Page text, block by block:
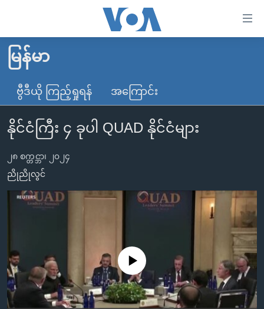
လွယ်ကူ
စေ
သည့်
Link
များ
ပင်မ
အကြောင်းအရာ
ပင်မ
အ
ညွန်း
စာမျက်နှာ
မူလစာမျက်နှာ
မြန်မာ
ကမ္ဘာ့သတင်းများ
နိုင်ငံတကာ
တရုတ်
အစ္စရေး-ပါလက်စတိုင်း
ဗွီဒီယို
ရပ်ဝန်းတခု လမ်းတခု အလွန်
အင်္ဂလိပ်စာလေ့လာမယ်
အမေရိကန်သုံးအီဒီယံ
ရုပ်ရှင်ထဲက အင်္ဂလိပ်စာ
သုတပဒေသာ အင်္ဂလိပ်စာ
အပတ်စဉ်ကဏ္ဍများ
တီဗွီ
ရေဒီယို/တီဗွီအစီအစဉ်
Learning English
မြန်မာ
ဗွီဒီယို ကြည့်ရှုရန် အကြောင်း
နိုင်ငံကြီး ၄ ခုပါ QUAD နိုင်ငံများ
၂၈ စက္တင္ဘာ၊ ၂၀၂၄
ညိုညိုလွင်
No media source currently available